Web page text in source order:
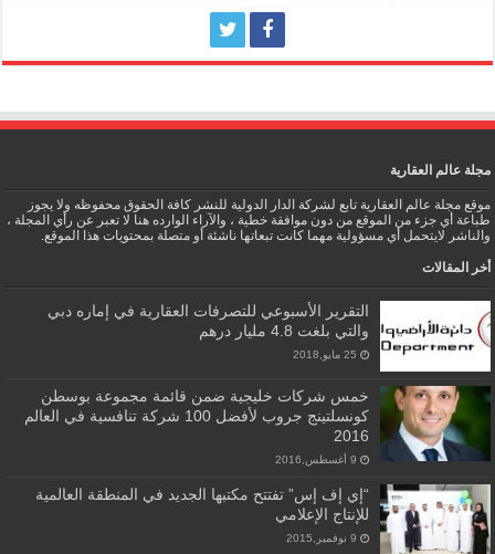
مجلة عالم العقارية
موقع مجلة عالم العقارية تابع لشركة الدار الدولية للنشر كافة الحقوق محفوظه ولا يجوز
طباعة أي جزء من الموقع من دون موافقة خطية ، والآراء الوارده هنا لا تعبر عن رأي المجلة ،
والناشر لايتحمل أي مسؤولية مهما كانت تبعاتها ناشئة أو متصلة بمحتويات هذا الموقع.
أخر المقالات
التقرير الأسبوعي للتصرفات العقارية في إماره دبي
والتي بلغت 4.8 مليار درهم
25 مايو,2018
خمس شركات خليجية ضمن قائمة مجموعة بوسطن
كونسلتينج جروب لأفضل 100 شركة تنافسية في العالم
2016
9 أغسطس,2016
“إي إف إس” تفتتح مكتبها الجديد في المنطقة العالمية
للإنتاج الإعلامي
9 نوفمبر,2015